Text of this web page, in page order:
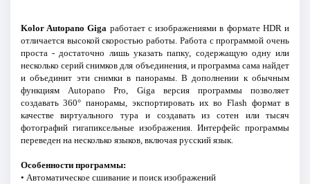
Kolor Autopano Giga работает с изображениями в формате HDR и
отличается высокой скоростью работы. Работа с программой очень
проста - достаточно лишь указать папку, содержащую одну или
несколько серий снимков для объединения, и программа сама найдет
и объединит эти снимки в панорамы. В дополнении к обычным
функциям Autopano Pro, Giga версия программы позволяет
создавать 360° панорамы, экспортировать их во Flash формат в
качестве виртуального тура и создавать из сотен или тысяч
фотографий гигапиксельные изображения. Интерфейс программы
переведен на несколько языков, включая русский язык.
Особенности программы:
• Автоматическое сшивание и поиск изображений